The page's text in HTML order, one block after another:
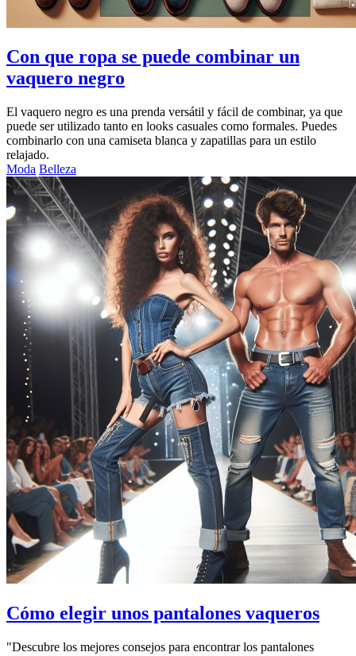
Con que ropa se puede combinar un
vaquero negro
El vaquero negro es una prenda versátil y fácil de combinar, ya que
puede ser utilizado tanto en looks casuales como formales. Puedes
combinarlo con una camiseta blanca y zapatillas para un estilo
relajado.
Moda Belleza
Cómo elegir unos pantalones vaqueros
"Descubre los mejores consejos para encontrar los pantalones